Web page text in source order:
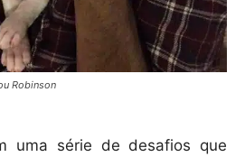
Robinson
uma série de desafios que